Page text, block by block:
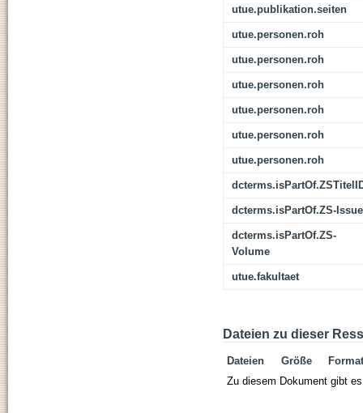
utue.publikation.seiten
utue.personen.roh
utue.personen.roh
utue.personen.roh
utue.personen.roh
utue.personen.roh
utue.personen.roh
dcterms.isPartOf.ZS-Issue
dcterms.isPartOf.ZS-
Volume
utue.fakultaet
Dateien zu dieser
Dateien Größe
Format
Zu diesem Dokument gibt